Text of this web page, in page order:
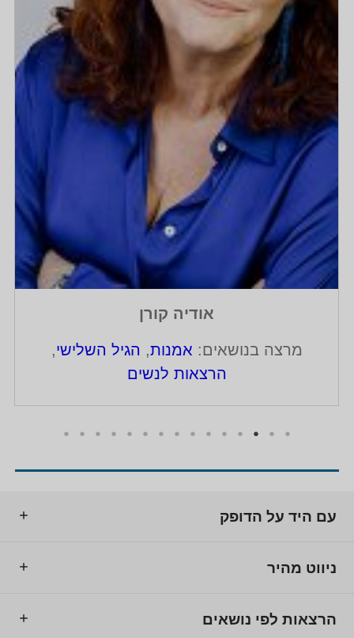
אודיה קורן
מרצה בנושאים: אמנות, הגיל השלישי,
הרצאות לנשים
עם היד על הדופק
ניווט מהיר
הרצאות לפי נושאים